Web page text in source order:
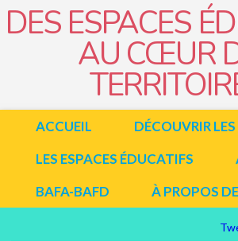
DES ESPACES
AU CŒUR
ACCUEIL
DÉCOUVRIR
LES ESPACES ÉDUCATIFS
BAFA-BAFD
À PROPOS